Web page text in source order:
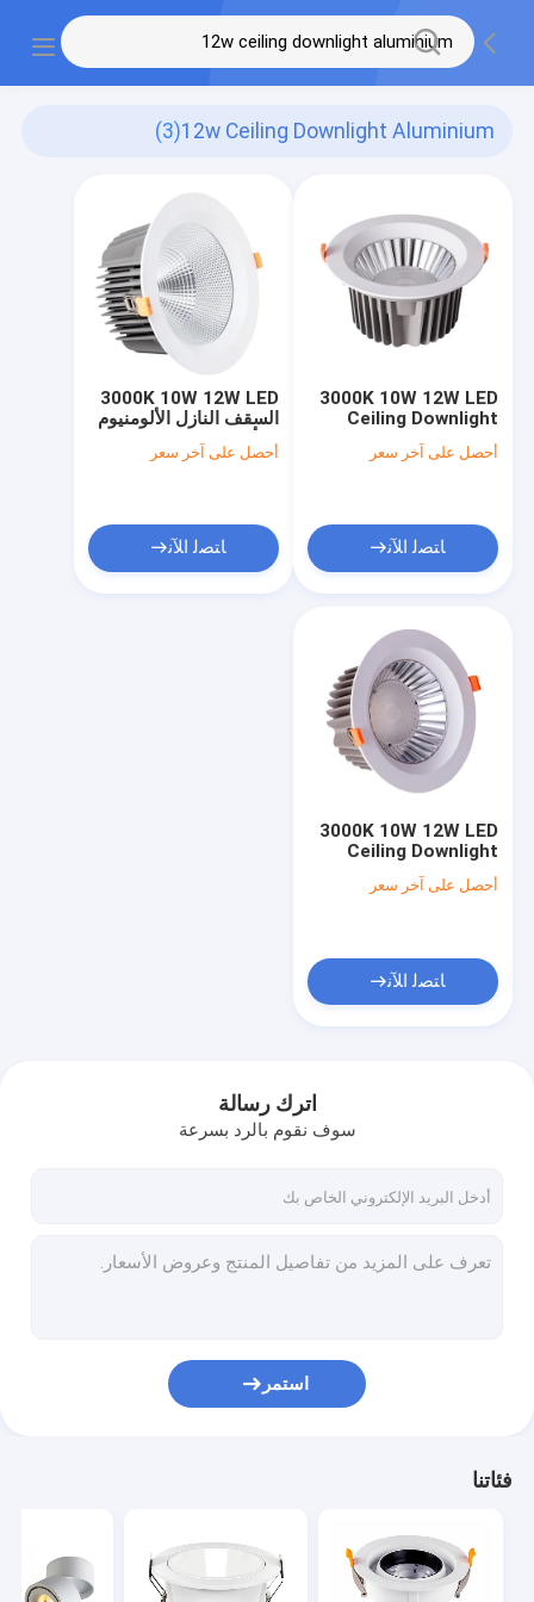
12w Ceiling Downlight Aluminium
(3)
3000K 10W 12W LED
السقف النازل الألومنيوم
لا تأثير مضاد للرصاص
أحصل على آخر سعر
ﺎﺘﺼﻟ ﺍﻶﻧ
3000K 10W 12W LED
Ceiling Downlight
Aluminium No Lead
Anti Impact
أحصل على آخر سعر
ﺎﺘﺼﻟ ﺍﻶﻧ
3000K 10W 12W LED
Ceiling Downlight
Aluminium No Lead
Anti Impact
أحصل على آخر سعر
ﺎﺘﺼﻟ ﺍﻶﻧ
اترك رسالة
سوف نقوم بالرد بسرعة
استمر
فئاتنا